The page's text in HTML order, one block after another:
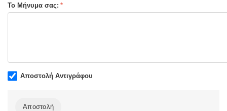
Το Μήνυμα σας:
Αποστολή Αντιγράφου
Αποστολή